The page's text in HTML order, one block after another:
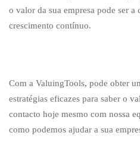
o valor da sua empresa pode ser a
crescimento contínuo.
Com a ValuingTools, pode obter
estratégias eficazes para saber o
contacto hoje mesmo com nossa
como podemos ajudar a sua